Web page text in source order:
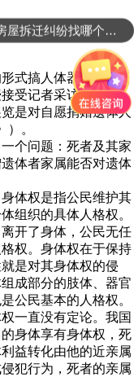
式搞人体器官展览引
受记者采访时表示，
是对自愿捐赠遗体人
。
个问题：死者及其家
体者家属能否对遗体
体权是指公民维护其
组织的具体人格权。
开了身体，公民无任
权。身体权在于保持
是对其身体权的侵
成部分的肢体、器官
公民基本的人格权。
一直没有定论。我国
身体享有身体权，死
益转化由他的近亲属
犯行为，死者的亲属
房屋拆迁纠纷找哪个部门？